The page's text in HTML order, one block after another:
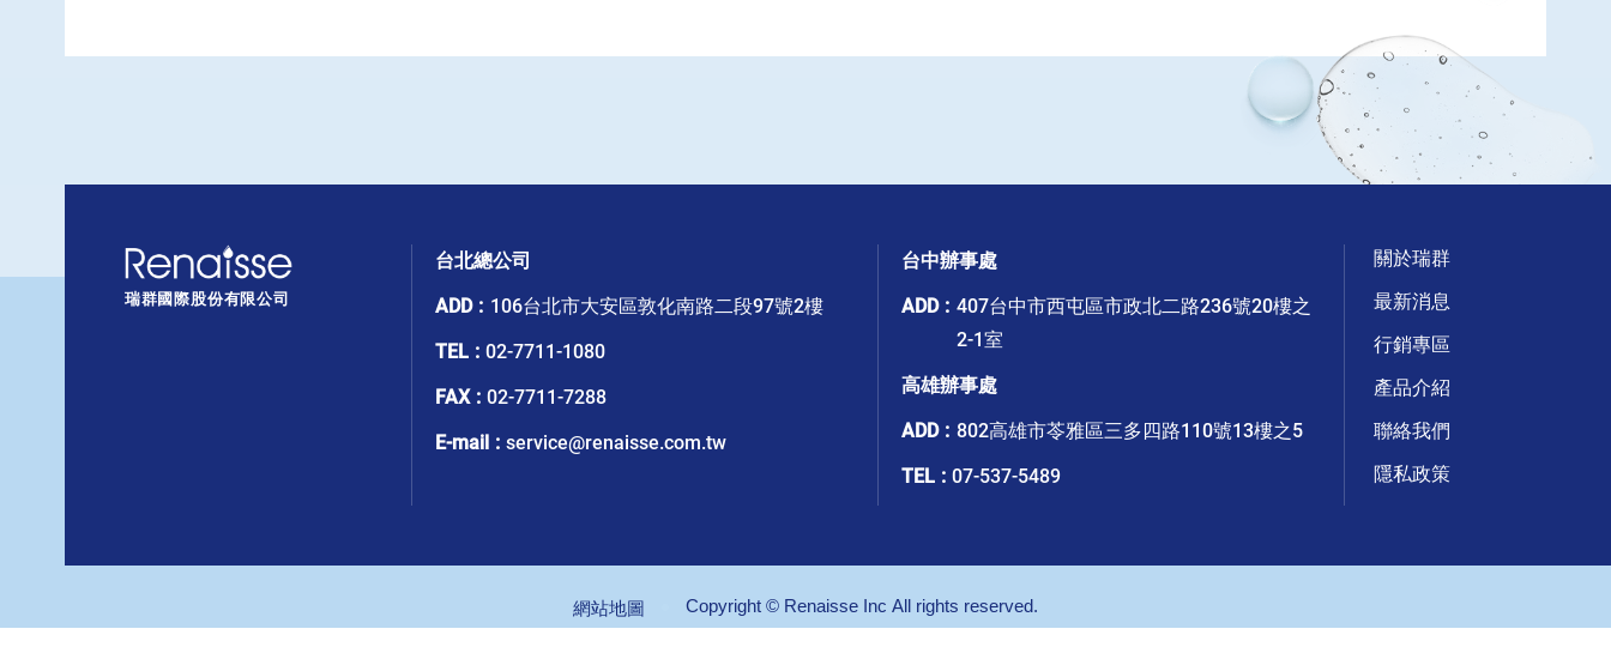
瑞群國際股份有限公司
台北總公司
ADD
106台北市大安區敦化南路二段97號2樓
TEL
02-7711-1080
FAX
02-7711-7288
E-mail
service@renaisse.com.tw
台中辦事處
ADD
407台中市西屯區市政北二路236號20樓之
2-1室
高雄辦事處
ADD
802高雄市苓雅區三多四路110號13樓之5
TEL
07-537-5489
關於瑞群
最新消息
行銷專區
產品介紹
聯絡我們
隱私政策
網站地圖 Copyright © Renaisse Inc All rights reserved.